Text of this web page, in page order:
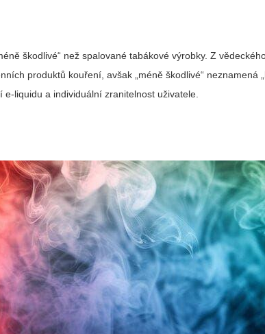
škodlivé“ než spalované tabákové výrobky. Z
produktů kouření, avšak „méně škodlivé“ neznamená
liquidu a individuální zranitelnost uživatele.